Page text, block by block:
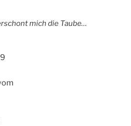
mich die Taube…